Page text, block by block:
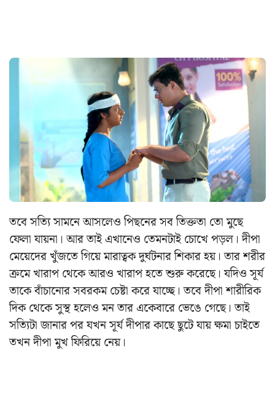
তবে সত্যি সামনে আসলেও পিছনের সব তিক্ততা তো মুছে
ফেলা যায়না। আর তাই এখানেও তেমনটাই চোখে পড়ল। দীপা
মেয়েদের খুঁজতে গিয়ে মারাত্বক দুর্ঘটনার শিকার হয়। তার শরীর
ক্রমে খারাপ থেকে আরও খারাপ হতে শুরু করেছে। যদিও সূর্য
তাকে বাঁচানোর সবরকম চেষ্টা করে যাচ্ছে। তবে দীপা শারীরিক
দিক থেকে সুস্থ হলেও মন তার একেবারে ভেঙে গেছে। তাই
সত্যিটা জানার পর যখন সূর্য দীপার কাছে ছুটে যায় ক্ষমা চাইতে
তখন দীপা মুখ ফিরিয়ে নেয়।